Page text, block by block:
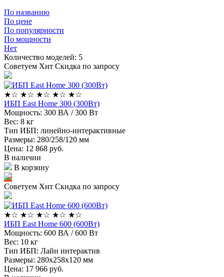
По названию
По цене
По популярности
По мощности
Нет
Количество моделей: 5
Советуем Хит Скидка по запросу
★☆ ★☆ ★☆ ★☆ ★☆
ИБП East Home 300 (300Вт)
Мощность: 300 ВА / 300 Вт
Вес: 8 кг
Тип ИБП: линейно-интерактивные
Размеры: 280/258/120 мм
Цена: 12 868 руб.
В наличии
В корзину
Советуем Хит Скидка по запросу
★☆ ★☆ ★☆ ★☆ ★☆
ИБП East Home 600 (600Вт)
Мощность: 600 ВА / 600 Вт
Вес: 10 кг
Тип ИБП: Лайн интерактив
Размеры: 280х258х120 мм
Цена: 17 966 руб.